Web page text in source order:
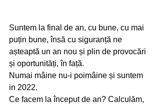
Suntem la final de an, cu bune, cu mai
puțin bune, însă cu siguranță ne
așteaptă un an nou și plin de provocări
și oportunități, în față.
Numai mâine nu-i poimâine și suntem
in 2022.
Ce facem la început de an? Calculăm,